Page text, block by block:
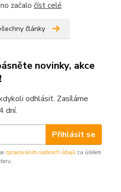
začalo číst celé
články
novinky, akce
odhlásit. Zasíláme
dní.
Přihlásit se
zpracováním osobních údajů za účelem